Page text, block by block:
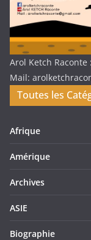
Arol Ketch
Mail:
Toutes les
Afrique
Amérique
Archives
ASIE
Biographie